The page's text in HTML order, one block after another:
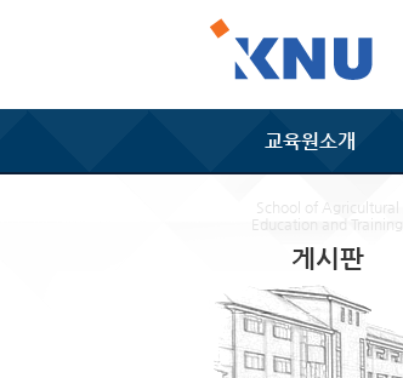
교육원소개
School of Agricultural
Education and Training
게시판